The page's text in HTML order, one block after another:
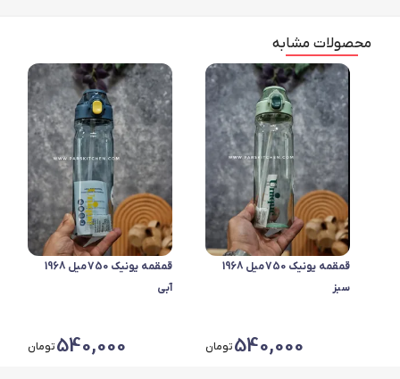
محصولات مشابه
قمقمه یونیک 750میل 1968
سبز
540,000تومان
قمقمه یونیک 750میل 1968
آبی
540,000تومان